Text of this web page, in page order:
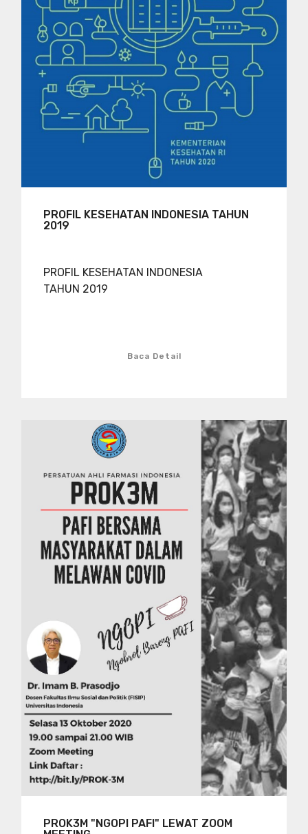
PROFIL KESEHATAN INDONESIA TAHUN
2019
PROFIL KESEHATAN INDONESIA
TAHUN 2019
Baca Detail
PROK3M "NGOPI PAFI" LEWAT ZOOM